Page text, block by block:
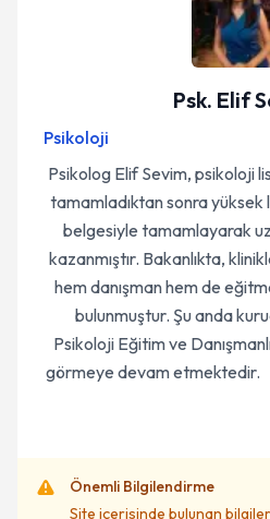
Psk. Elif
Psikoloji
Psikolog Elif Sevim, psikoloji
tamamladıktan sonra yüksek
belgesiyle tamamlayarak
kazanmıştır. Bakanlıkta,
hem danışman hem de
bulunmuştur. Şu anda
Psikoloji Eğitim ve
görmeye
Önemli Bilgilendirme
Site içerisinde bulunan